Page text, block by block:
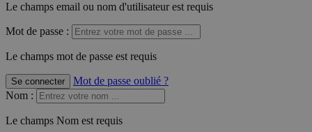
Le champs email ou nom d'utilisateur est requis
Mot de passe :
Le champs mot de passe est requis
Se connecter
Mot de passe oublié ?
Nom :
Le champs Nom est requis